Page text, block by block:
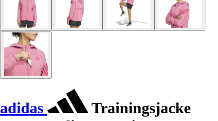
adidas
Trainingsjacke